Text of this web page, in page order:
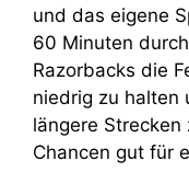
und das eigene
60 Minuten
Razorbacks die
niedrig zu halten
längere
Chancen gut für